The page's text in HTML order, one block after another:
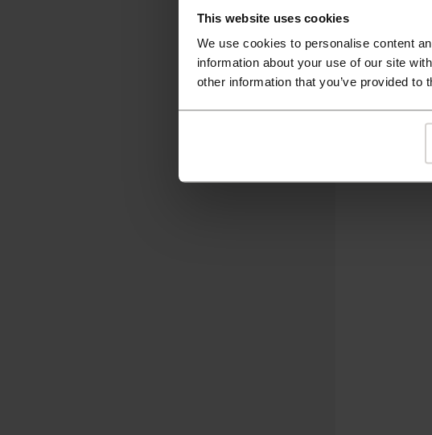
This website uses cookies
We use cookies to personalise content
information about your use of our site
other information that you’ve provided
Zerex je
poruchami
zľavami,
Zerex
Zerex
Zerex v